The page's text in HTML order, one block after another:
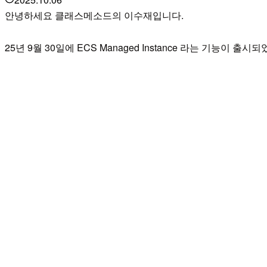
안녕하세요 클래스메소드의 이수재입니다.
25년 9월 30일에 ECS Managed Instance 라는 기능이 출시되